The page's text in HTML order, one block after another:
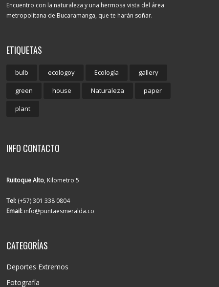
Encuentro con la naturaleza y una hermosa vista del área
metropolitana de Bucaramanga, que te harán soñar.
ETIQUETAS
bulb ecologoy Ecología gallery
green house Naturaleza paper
plant
INFO CONTACTO
Ruitoque Alto, Kilometro 5
Tel: (+57) 301 338 0804
Email: info@puntaesmeralda.co
CATEGORÍAS
Deportes Extremos
Fotografía